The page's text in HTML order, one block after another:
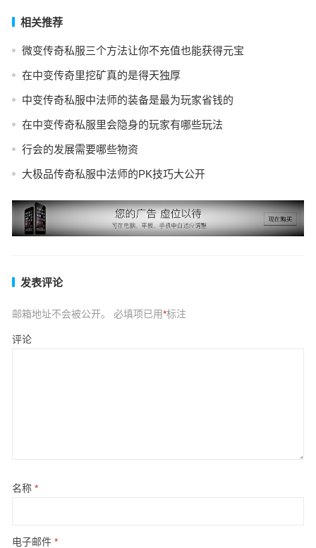
相关推荐
微变传奇私服三个方法让你不充值也能获得元宝
在中变传奇里挖矿真的是得天独厚
中变传奇私服中法师的装备是最为玩家省钱的
在中变传奇私服里会隐身的玩家有哪些玩法
行会的发展需要哪些物资
大极品传奇私服中法师的PK技巧大公开
发表评论
邮箱地址不会被公开。 必填项已用*标注
评论
名称 *
电子邮件 *